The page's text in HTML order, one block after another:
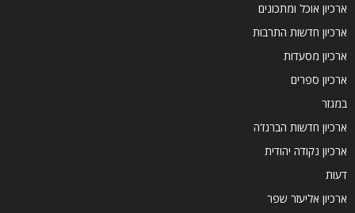
ארכיון אוכל ומתכונים
ארכיון חדשות התרבות
ארכיון מסעדות
ארכיון ספרים
במגזר
ארכיון חדשות הברנז'ה
ארכיון נקודה יהודית
דעות
ארכיון אליעזר שפר